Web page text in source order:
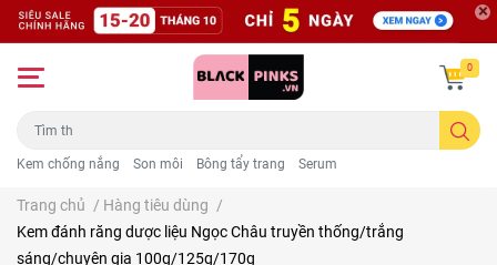
Kem chống nắng Son môi Bông tẩy trang Serum
0
Trang chủ / Hàng tiêu dùng /
Kem đánh răng dược liệu Ngọc Châu truyền thống/trắng
sáng/chuyên gia 100g/125g/170g